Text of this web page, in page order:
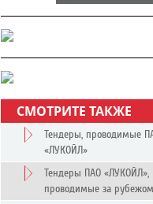
СМОТРИТЕ ТАКЖЕ
Тендеры, проводимые
«ЛУКОЙЛ»
Тендеры ПАО «ЛУКОЙЛ»,
проводимые за рубежом